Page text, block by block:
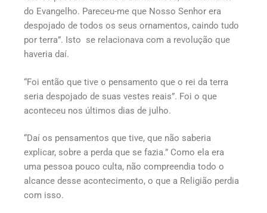
do Evangelho. Pareceu-me que Nosso Senhor era
despojado de todos os seus ornamentos, caindo tudo
por terra”. Isto se relacionava com a revolução que
haveria daí.
“Foi então que tive o pensamento que o rei da terra
seria despojado de suas vestes reais”. Foi o que
aconteceu nos últimos dias de julho.
“Daí os pensamentos que tive, que não saberia
explicar, sobre a perda que se fazia.” Como ela era
uma pessoa pouco culta, não compreendia todo o
alcance desse acontecimento, o que a Religião perdia
com isso.